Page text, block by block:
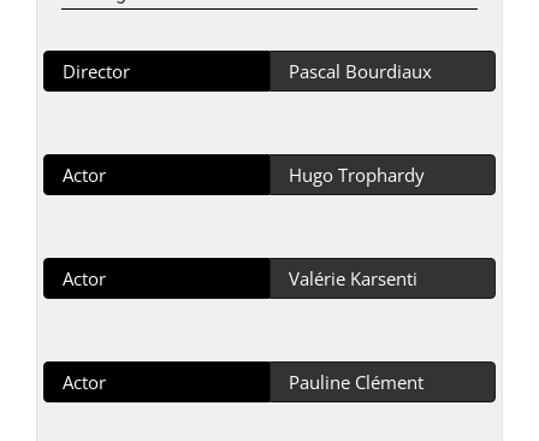
Director Pascal Bourdiaux
Actor Hugo Trophardy
Actor Valérie Karsenti
Actor Pauline Clément